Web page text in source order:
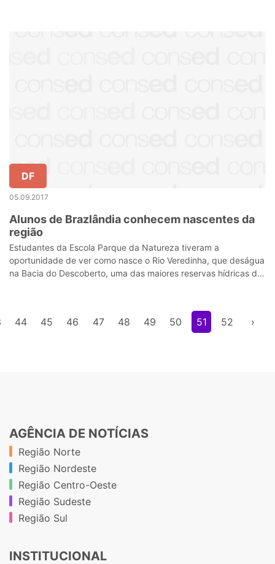
DF
05.09.2017
Alunos de Brazlândia conhecem nascentes da
região
Estudantes da Escola Parque da Natureza tiveram a
oportunidade de ver como nasce o Rio Veredinha, que deságua
na Bacia do Descoberto, uma das maiores reservas hídricas do
44 45 46 47 48 49 50 51 52 ›
AGÊNCIA DE NOTÍCIAS
Região Norte
Região Nordeste
Região Centro-Oeste
Região Sudeste
Região Sul
INSTITUCIONAL